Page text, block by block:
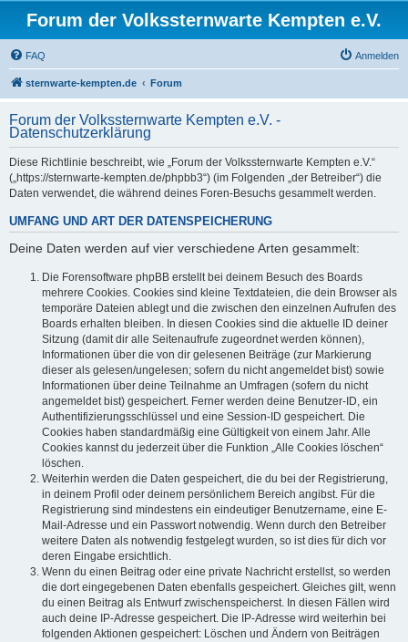
Forum der Volkssternwarte Kempten e.V.
FAQ Anmelden
sternwarte-kempten.de Forum
Forum der Volkssternwarte Kempten e.V. -
Datenschutzerklärung
Diese Richtlinie beschreibt, wie „Forum der Volkssternwarte Kempten e.V.“
(„https://sternwarte-kempten.de/phpbb3“) (im Folgenden „der Betreiber“) die
Daten verwendet, die während deines Foren-Besuchs gesammelt werden.
UMFANG UND ART DER DATENSPEICHERUNG
Deine Daten werden auf vier verschiedene Arten gesammelt:
Die Forensoftware phpBB erstellt bei deinem Besuch des Boards
mehrere Cookies. Cookies sind kleine Textdateien, die dein Browser als
temporäre Dateien ablegt und die zwischen den einzelnen Aufrufen des
Boards erhalten bleiben. In diesen Cookies sind die aktuelle ID deiner
Sitzung (damit dir alle Seitenaufrufe zugeordnet werden können),
Informationen über die von dir gelesenen Beiträge (zur Markierung
dieser als gelesen/ungelesen; sofern du nicht angemeldet bist) sowie
Informationen über deine Teilnahme an Umfragen (sofern du nicht
angemeldet bist) gespeichert. Ferner werden deine Benutzer-ID, ein
Authentifizierungsschlüssel und eine Session-ID gespeichert. Die
Cookies haben standardmäßig eine Gültigkeit von einem Jahr. Alle
Cookies kannst du jederzeit über die Funktion „Alle Cookies löschen“
löschen.
Weiterhin werden die Daten gespeichert, die du bei der Registrierung,
in deinem Profil oder deinem persönlichem Bereich angibst. Für die
Registrierung sind mindestens ein eindeutiger Benutzername, eine E-
Mail-Adresse und ein Passwort notwendig. Wenn durch den Betreiber
weitere Daten als notwendig festgelegt wurden, so ist dies für dich vor
deren Eingabe ersichtlich.
Wenn du einen Beitrag oder eine private Nachricht erstellst, so werden
die dort eingegebenen Daten ebenfalls gespeichert. Gleiches gilt, wenn
du einen Beitrag als Entwurf zwischenspeicherst. In diesen Fällen wird
auch deine IP-Adresse gespeichert. Die IP-Adresse wird weiterhin bei
folgenden Aktionen gespeichert: Löschen und Ändern von Beiträgen